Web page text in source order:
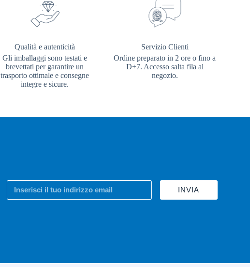
Qualità e autenticità
Gli imballaggi sono testati e
brevettati per garantire un
trasporto ottimale e consegne
integre e sicure.
Servizio Clienti
Ordine preparato in 2 ore o fino a
D+7. Accesso salta fila al
negozio.
INVIA